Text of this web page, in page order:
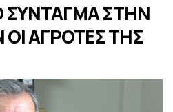
ΣΥΝΤΑΓΜΑ ΣΤΗΝ
ΑΓΡΟΤΕΣ ΤΗΣ